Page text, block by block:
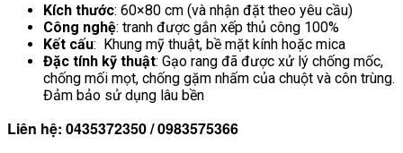
Kích thước: 60×80 cm (và nhận đặt theo yêu cầu)
Công nghệ: tranh được gắn xếp thủ công 100%
Kết cấu: Khung mỹ thuật, bề mặt kính hoặc mica
Đặc tính kỹ thuật: Gạo rang đã được xử lý chống mốc,
chống mối mọt, chống gặm nhấm của chuột và côn trùng.
Đảm bảo sử dụng lâu bền
Liên hệ: 0435372350 / 0983575366